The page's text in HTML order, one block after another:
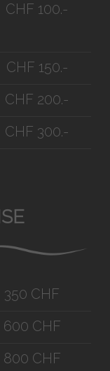
CHF 100.-
CHF 150.-
CHF 200.-
CHF 300.-
350 CHF
600 CHF
800 CHF